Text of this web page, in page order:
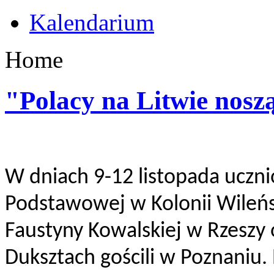
Kalendarium
Home
"Polacy na Litwie
W dniach 9-12 listopada
Podstawowej w Kolonii
Faustyny Kowalskiej w
Duksztach gościli w